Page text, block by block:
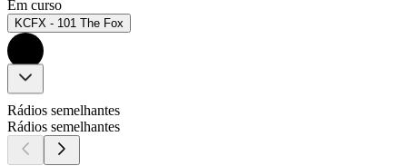
Em curso
KCFX - 101 The Fox
Rádios semelhantes
Rádios semelhantes